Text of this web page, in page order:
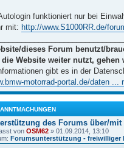
funktioniert nur bei
mit: http://www.S1000RR.de/
dieses Forum benutzt/
die Website weiter nutzt,
gibt es in der
motorrad-portal.de/daten ...
des Forums über/mit
von OSM62 » 01.09.2014, 13:10
Forumsunterstützung - freiwilliger